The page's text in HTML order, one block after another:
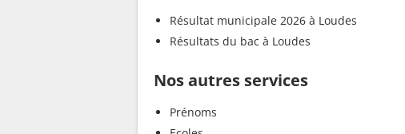
Résultat municipale 2026 à Loudes
Résultats du bac à Loudes
Nos autres services
Prénoms